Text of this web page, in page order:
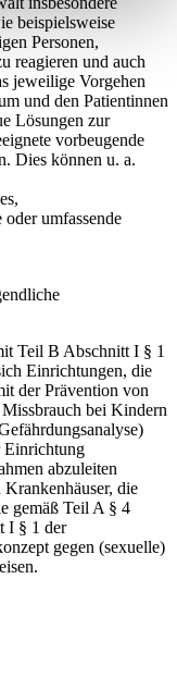
beispielsweise
Personen,
reagieren und auch
jeweilige Vorgehen
und den Patientinnen
Lösungen zur
vorbeugende
Dies können u. a.
umfassende
Teil B Abschnitt I § 1
Einrichtungen, die
der Prävention von
bei Kindern
Einrichtung
abzuleiten
die
gemäß Teil A § 4
I § 1 der
gegen (sexuelle)